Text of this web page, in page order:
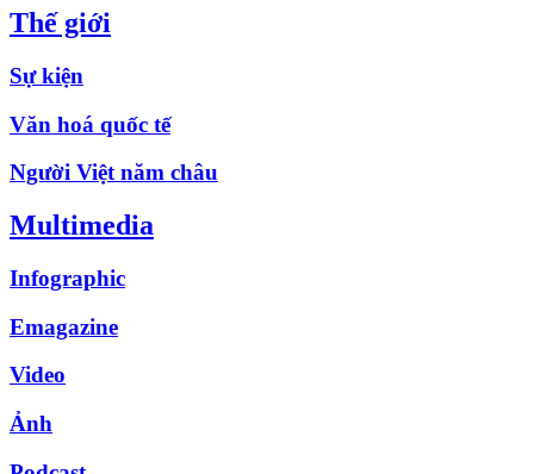
Thế giới
Sự kiện
Văn hoá quốc tế
Người Việt năm châu
Multimedia
Infographic
Emagazine
Video
Ảnh